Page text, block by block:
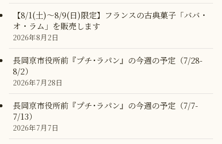
【8/1(土)〜8/9(日)限定】フランスの古典菓子「ババ・
オ・ラム」を販売します
2026年8月2日
長岡京市役所前『プチ･ラパン』の今週の予定（7/28-
8/2）
2026年7月28日
長岡京市役所前『プチ･ラパン』の今週の予定（7/7-
7/13）
2026年7月7日